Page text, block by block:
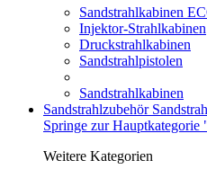
Sandstrahlkabinen
Injektor-Strahlkabinen
Druckstrahlkabinen
Sandstrahlpistolen
Sandstrahlkabinen
Sandstrahlzubehör
Springe zur Hauptkategorie
Weitere Kategorien